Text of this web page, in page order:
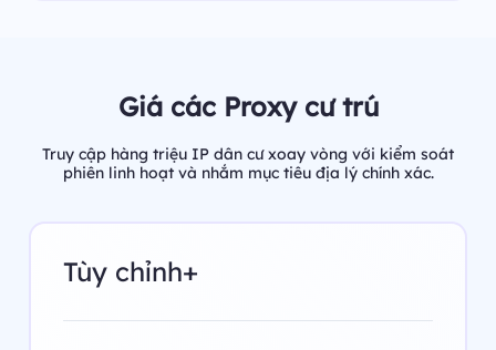
Giá các Proxy cư trú
Truy cập hàng triệu IP dân cư xoay vòng với kiểm soát
phiên linh hoạt và nhắm mục tiêu địa lý chính xác.
Tùy chỉnh+